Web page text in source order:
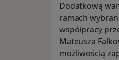
Dodatkową
ramach
współpracy
Mateusza
możliwością